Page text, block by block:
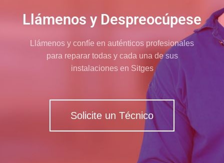
Llámenos y Despreocúpese
Llámenos y confíe en auténticos profesionales
para reparar todas y cada una de sus
instalaciones en Sitges
Solicite un Técnico